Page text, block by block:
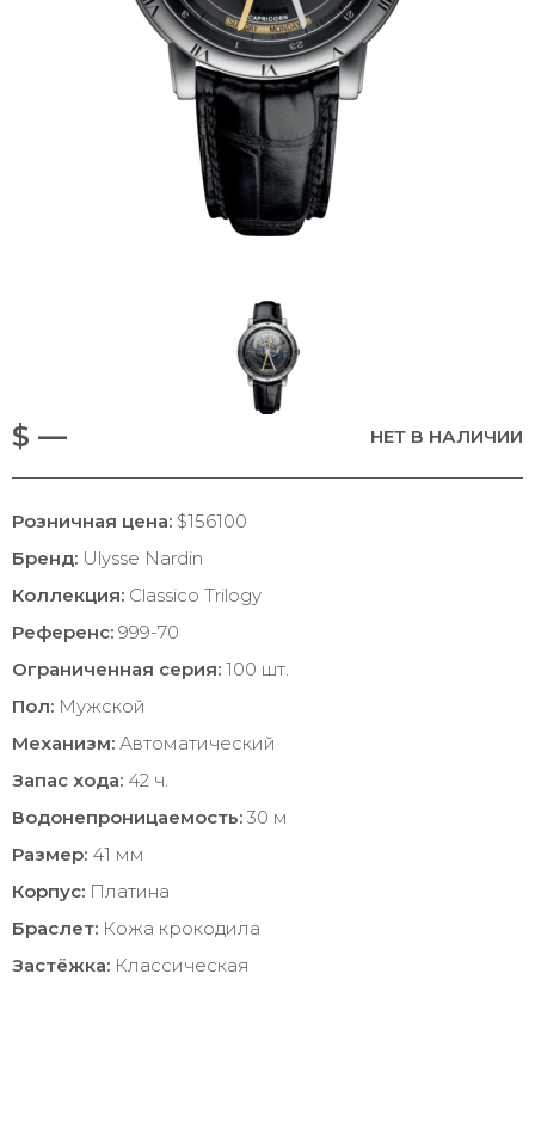
$ — НЕТ В НАЛИЧИИ
Розничная цена: $156100
Бренд: Ulysse Nardin
Коллекция: Classico Trilogy
Референс: 999-70
Ограниченная серия: 100 шт.
Пол: Мужской
Механизм: Автоматический
Запас хода: 42 ч.
Водонепроницаемость: 30 м
Размер: 41 мм
Корпус: Платина
Браслет: Кожа крокодила
Застёжка: Классическая